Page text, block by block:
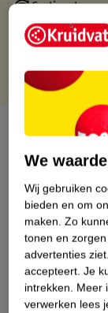
Gratis
Gratis punten
Over dit
Nature
We
Wij gebruiken
bieden en om
maken. Zo
tonen en
advertenties ziet.
accepteert. Je
intrekken. Meer
verwerken lees